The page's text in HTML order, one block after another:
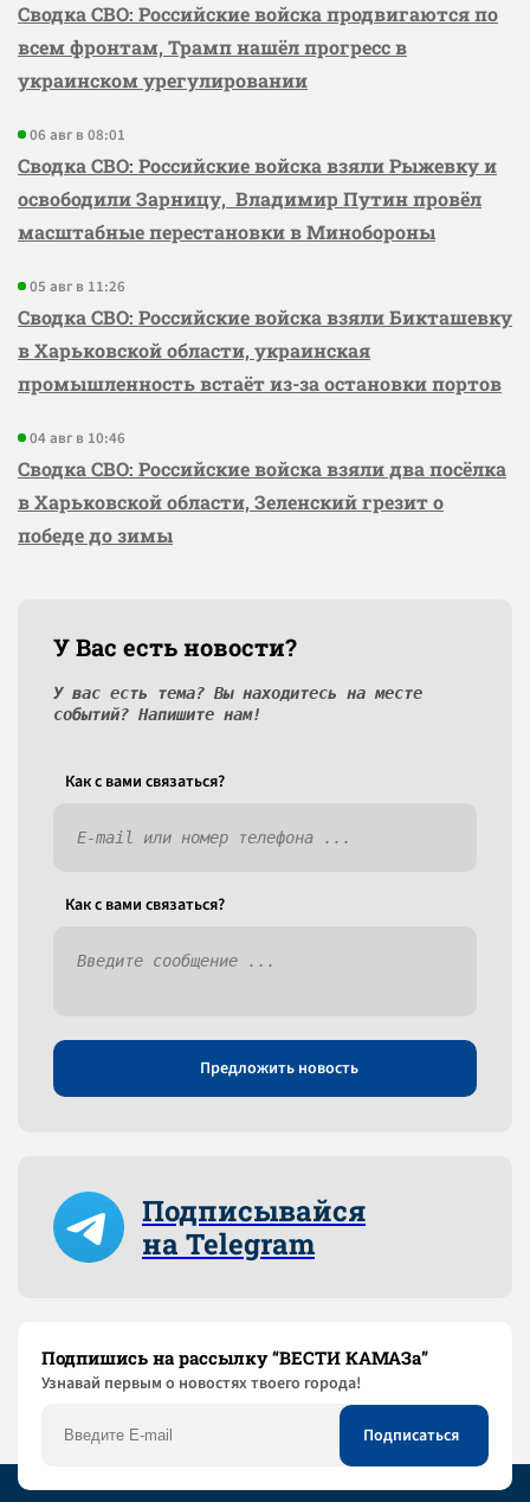
Сводка СВО: Российские войска продвигаются по
всем фронтам, Трамп нашёл прогресс в
украинском урегулировании
06 авг в 08:01
Сводка СВО: Российские войска взяли Рыжевку и
освободили Зарницу, Владимир Путин провёл
масштабные перестановки в Минобороны
05 авг в 11:26
Сводка СВО: Российские войска взяли Бикташевку
в Харьковской области, украинская
промышленность встаёт из-за остановки портов
04 авг в 10:46
Сводка СВО: Российские войска взяли два посёлка
в Харьковской области, Зеленский грезит о
победе до зимы
У Вас есть новости?
У вас есть тема? Вы находитесь на месте
событий? Напишите нам!
Как c вами связаться?
Как c вами связаться?
Предложить новость
Подписывайся
на Telegram
Подпишись на рассылку “ВЕСТИ КАМАЗа”
Узнaвай первым о новостях твоего города!